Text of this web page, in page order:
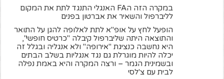
במקרה הזה הFA האנגלי התנגד לתת את המקום
לליברפול והשאיר את אברטון בפנים
הופעל לחץ על אופ"א לתת לאלופה להגן על התואר
והתוצאה היתה שליברפול קיבלה "כרטיס חופשי",
היא נחשבה כנציגת "אירופה" ולא אנגליה ובגלל זה
יכלה להיות מוגרלת גם נגד אנגליות בשלב הבתים
ובשמינית הגמר – ורצה המקרה והיא באמת נפלה
לבית עם צ'לסי